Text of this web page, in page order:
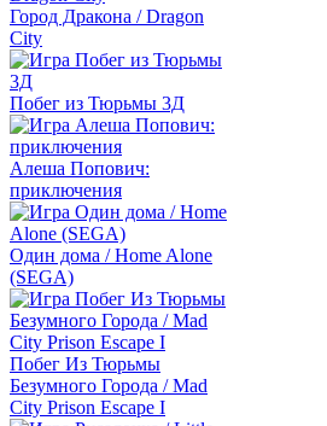
Город Дракона / Dragon
City
Побег из Тюрьмы 3Д
Алеша Попович:
приключения
Один дома / Home Alone
(SEGA)
Побег Из Тюрьмы
Безумного Города / Mad
City Prison Escape I